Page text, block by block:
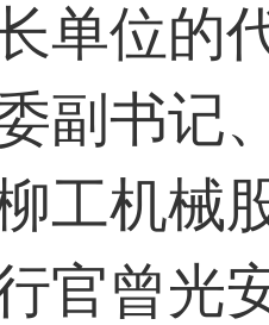
单位的
副书记
工机械
官曾光